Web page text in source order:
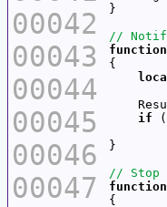
00042
00043
00044
00045
00046
00047
function
if
function